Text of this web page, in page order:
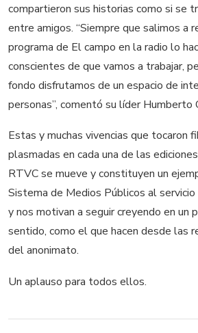
compartieron sus historias como si se
entre amigos. “Siempre que salimos a
programa de El campo en la radio lo
conscientes de que vamos a trabajar,
fondo disfrutamos de un espacio de
personas”, comentó su líder Humberto
Estas y muchas vivencias que tocaron
plasmadas en cada una de las
RTVC se mueve y constituyen un
Sistema de Medios Públicos al
y nos motivan a seguir creyendo en un
sentido, como el que hacen desde las
del anonimato.
Un aplauso para todos ellos.